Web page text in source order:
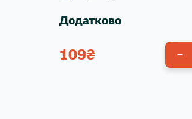
Додатково
Унагі соус 100 г
109₴